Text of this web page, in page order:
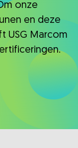
onze
en deze
USG Marcom